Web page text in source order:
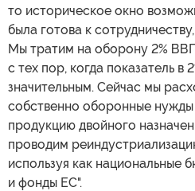
то историческое окно
была готова к
Мы тратим на оборону 2%
с тех пор, когда показатель в
значительным. Сейчас мы
собственно оборонные нужды
продукцию двойного
проводим
используя как национальные
и фонды ЕС".